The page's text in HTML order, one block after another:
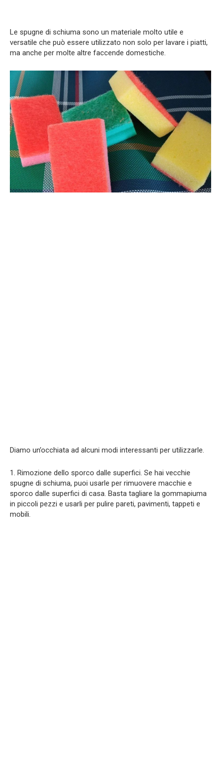
Le spugne di schiuma sono un materiale molto utile e
versatile che può essere utilizzato non solo per lavare i piatti,
ma anche per molte altre faccende domestiche.
Diamo un’occhiata ad alcuni modi interessanti per utilizzarle.
1. Rimozione dello sporco dalle superfici. Se hai vecchie
spugne di schiuma, puoi usarle per rimuovere macchie e
sporco dalle superfici di casa. Basta tagliare la gommapiuma
in piccoli pezzi e usarli per pulire pareti, pavimenti, tappeti e
mobili.